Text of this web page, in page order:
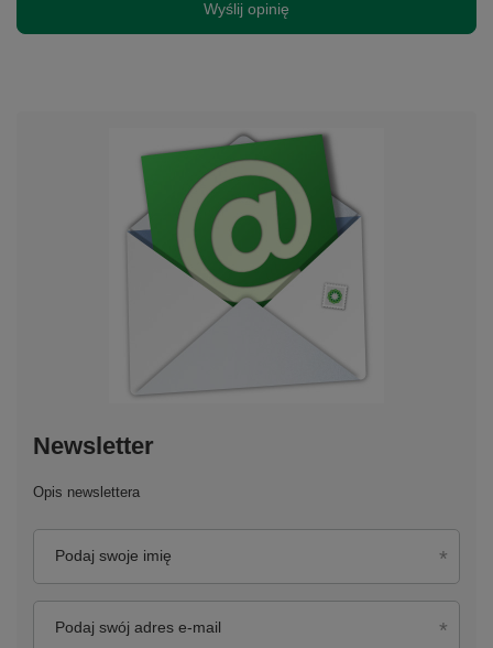
Wyślij opinię
Newsletter
Opis newslettera
Podaj swoje imię
Podaj swój adres e-mail